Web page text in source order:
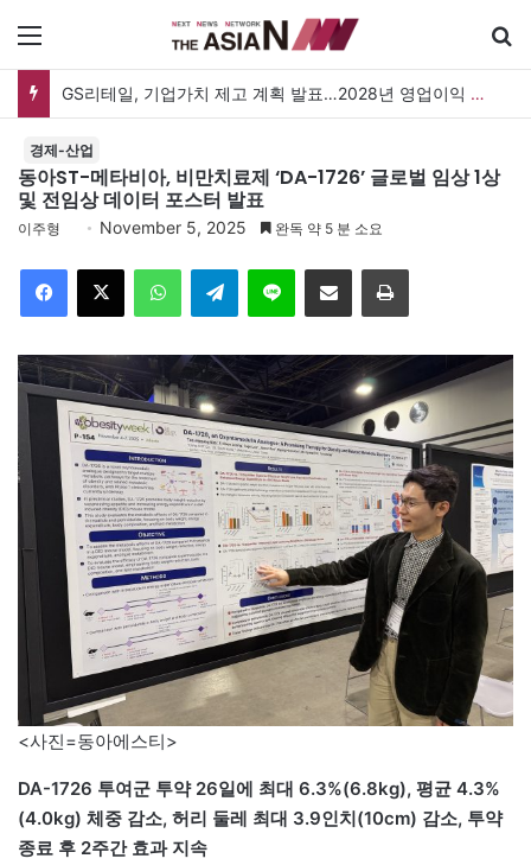
메뉴
GS25, 세계 디자인 어워드 2관왕…‘소비뇽레몬블랑하이볼’ 디자인 경쟁력 인정
경제-산업
동아ST-메타비아, 비만치료제 ‘DA-1726’ 글로벌 임상 1상
및 전임상 데이터 포스터 발표
이주형 November 5, 2025 완독 약 5 분 소요
Facebook
X WhatsAppTelegramLine 이메일 인쇄
<사진=동아에스티>
DA-1726 투여군 투약 26일에 최대 6.3%(6.8kg), 평균 4.3%
(4.0kg) 체중 감소, 허리 둘레 최대 3.9인치(10cm) 감소, 투약
종료 후 2주간 효과 지속